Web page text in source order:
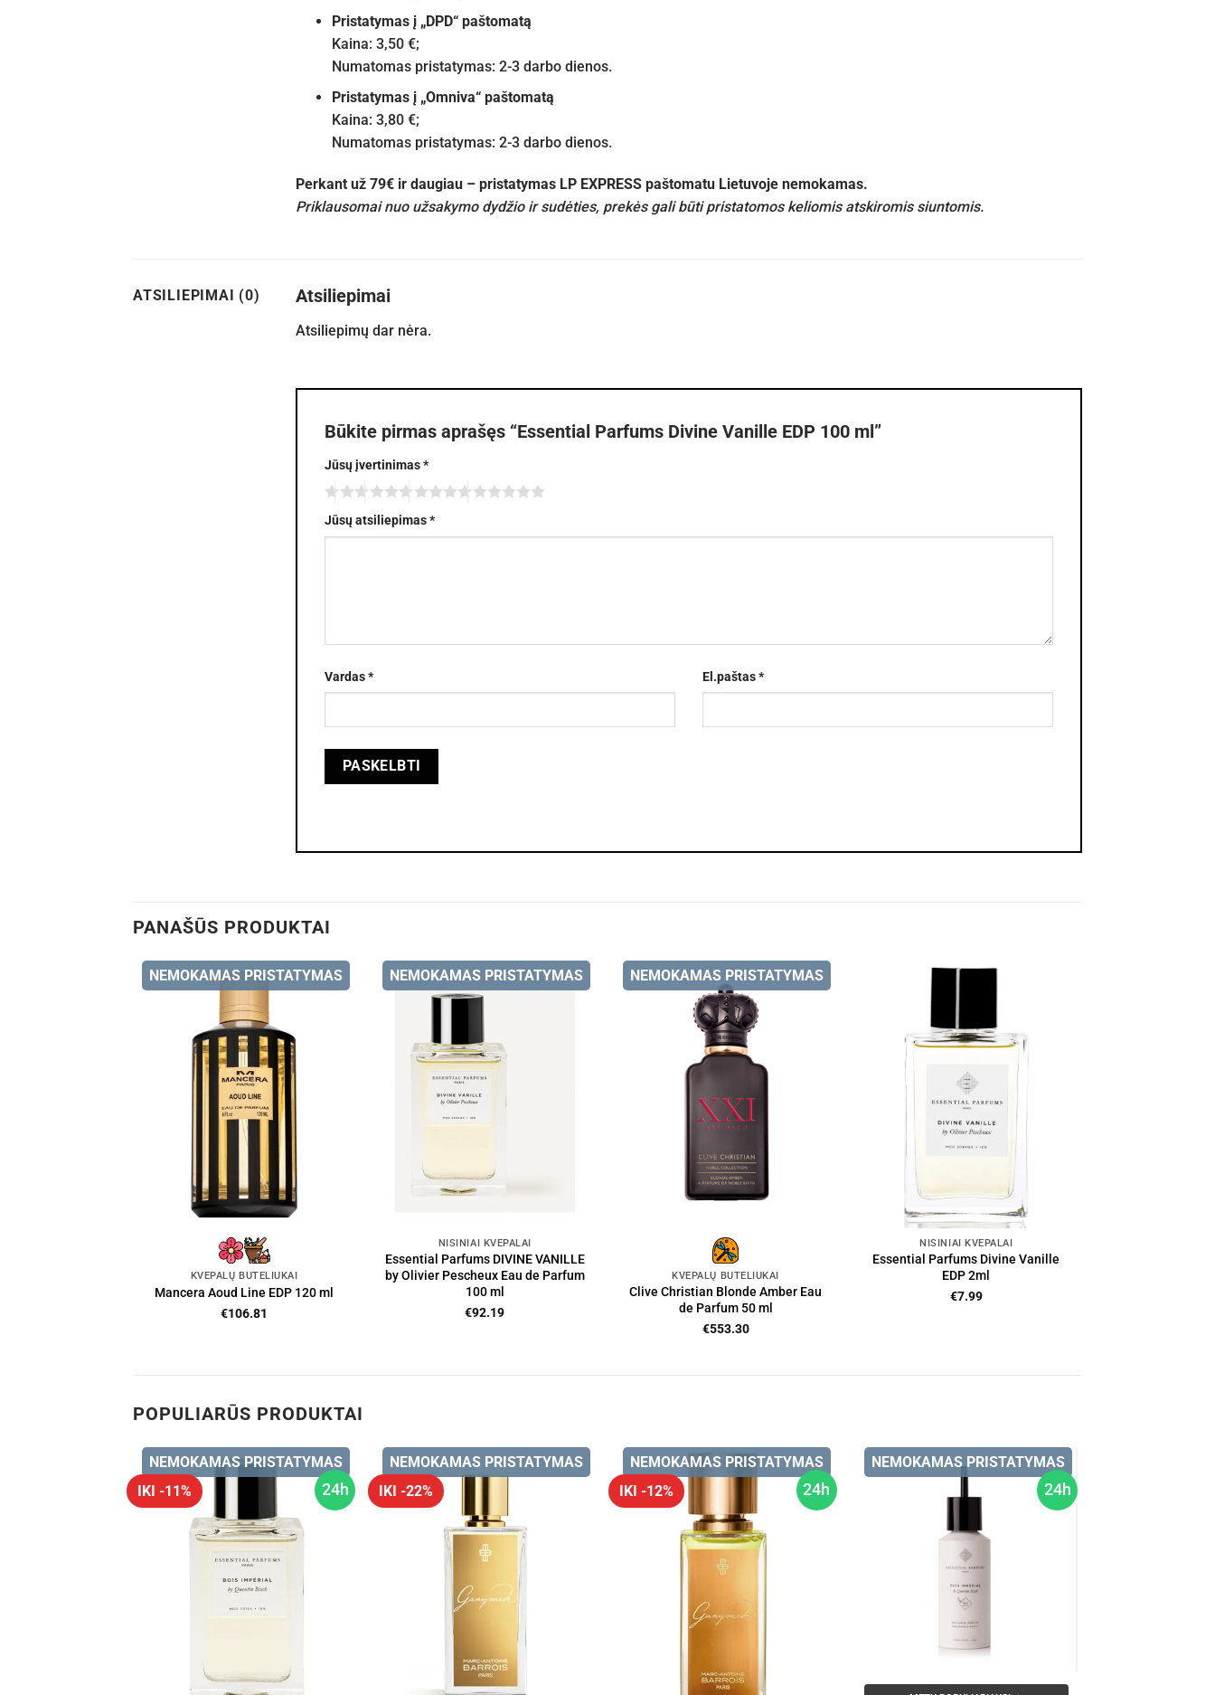
Pristatymas į „DPD“ paštomatą
Kaina: 3,50 €;
Numatomas pristatymas: 2-3 darbo dienos.
Pristatymas į „Omniva“ paštomatą
Kaina: 3,80 €;
Numatomas pristatymas: 2-3 darbo dienos.
Perkant už 79€ ir daugiau – pristatymas LP EXPRESS paštomatu Lietuvoje nemokamas.
Priklausomai nuo užsakymo dydžio ir sudėties, prekės gali būti pristatomos keliomis atskiromis siuntomis.
ATSILIEPIMAI (0) Atsiliepimai
Atsiliepimų dar nėra.
Būkite pirmas aprašęs “Essential Parfums Divine Vanille EDP 100 ml”
Jūsų įvertinimas*
Jūsų atsiliepimas*
Vardas* El.paštas*
PANAŠŪS PRODUKTAI
NEMOKAMAS PRISTATYMAS
KVEPALŲ BUTELIUKAI
Mancera Aoud Line EDP 120 ml
€106.81
NEMOKAMAS PRISTATYMAS
NIŠINIAI KVEPALAI
Essential Parfums DIVINE VANILLE
by Olivier Pescheux Eau de Parfum
100 ml
€92.19
NEMOKAMAS PRISTATYMAS
KVEPALŲ BUTELIUKAI
Clive Christian Blonde Amber Eau
de Parfum 50 ml
€553.30
NIŠINIAI KVEPALAI
Essential Parfums Divine Vanille
EDP 2ml
€7.99
POPULIARŪS PRODUKTAI
24h
IKI -11%
NEMOKAMAS PRISTATYMAS
IKI -22%
NEMOKAMAS PRISTATYMAS
24h
IKI -12%
NEMOKAMAS PRISTATYMAS
24h
NEMOKAMAS PRISTATYMAS